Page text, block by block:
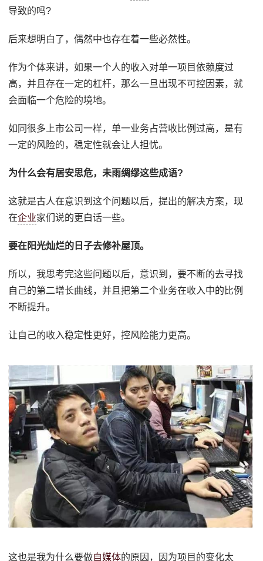
导致的吗?
后来想明白了，偶然中也存在着一些必然性。
作为个体来讲，如果一个人的收入对单一项目依赖度过
高，并且存在一定的杠杆，那么一旦出现不可控因素，就
会面临一个危险的境地。
如同很多上市公司一样，单一业务占营收比例过高，是有
一定的风险的，稳定性就会让人担忧。
为什么会有居安思危，未雨绸缪这些成语?
这就是古人在意识到这个问题以后，提出的解决方案，现
在企业家们说的更白话一些。
要在阳光灿烂的日子去修补屋顶。
所以，我思考完这些问题以后，意识到，要不断的去寻找
自己的第二增长曲线，并且把第二个业务在收入中的比例
不断提升。
让自己的收入稳定性更好，控风险能力更高。
这也是我为什么要做自媒体的原因，因为项目的变化太